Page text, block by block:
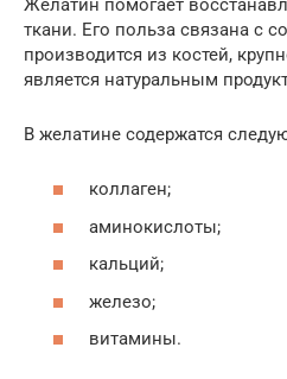
Желатин помогает
ткани. Его польза связана с
производится из костей,
является натуральным
В желатине содержатся
коллаген;
аминокислоты;
кальций;
железо;
витамины.